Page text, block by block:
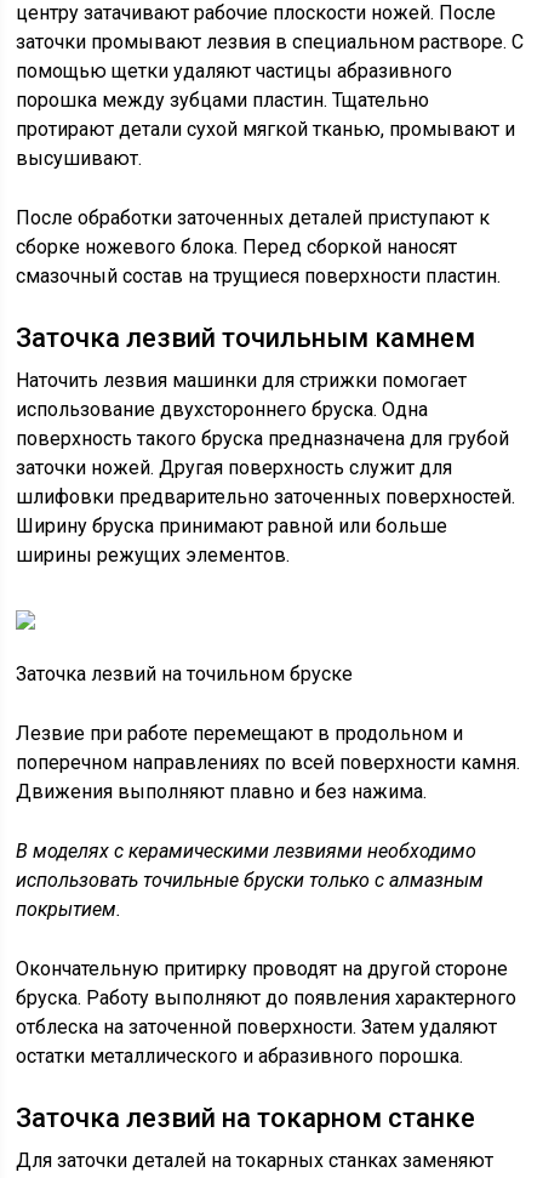
центру затачивают рабочие плоскости ножей. После
заточки промывают лезвия в специальном растворе. С
помощью щетки удаляют частицы абразивного
порошка между зубцами пластин. Тщательно
протирают детали сухой мягкой тканью, промывают и
высушивают.
После обработки заточенных деталей приступают к
сборке ножевого блока. Перед сборкой наносят
смазочный состав на трущиеся поверхности пластин.
Заточка лезвий точильным камнем
Наточить лезвия машинки для стрижки помогает
использование двухстороннего бруска. Одна
поверхность такого бруска предназначена для грубой
заточки ножей. Другая поверхность служит для
шлифовки предварительно заточенных поверхностей.
Ширину бруска принимают равной или больше
ширины режущих элементов.
Заточка лезвий на точильном бруске
Лезвие при работе перемещают в продольном и
поперечном направлениях по всей поверхности камня.
Движения выполняют плавно и без нажима.
В моделях с керамическими лезвиями необходимо
использовать точильные бруски только с алмазным
покрытием.
Окончательную притирку проводят на другой стороне
бруска. Работу выполняют до появления характерного
отблеска на заточенной поверхности. Затем удаляют
остатки металлического и абразивного порошка.
Заточка лезвий на токарном станке
Для заточки деталей на токарных станках заменяют